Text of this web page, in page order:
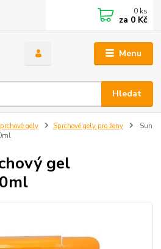
Menu
Hledat
0 ks
za 0 Kč
gely Sprchové gely pro ženy
Sun
gel